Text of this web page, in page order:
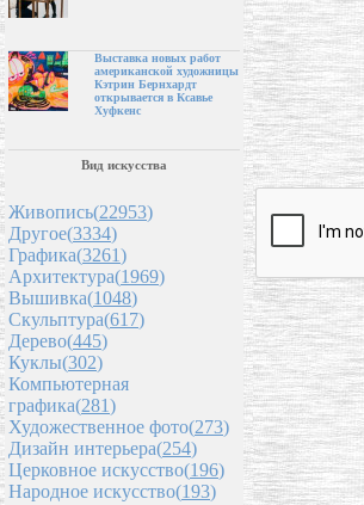
Выставка новых работ
американской художницы
Кэтрин Бернхардт
открывается в Ксавье
Хуфкенс
Вид искусства
Живопись(22953)
Другое(3334)
Графика(3261)
Архитектура(1969)
Вышивка(1048)
Скульптура(617)
Дерево(445)
Куклы(302)
Компьютерная
графика(281)
Художественное фото(273)
Дизайн интерьера(254)
Церковное искусство(196)
Народное искусство(193)